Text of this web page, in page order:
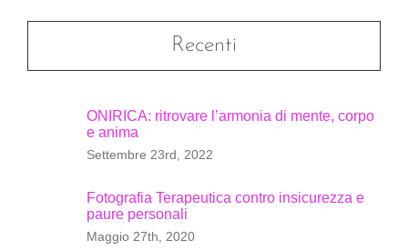
Recenti
ONIRICA: ritrovare l’armonia di mente, corpo
e anima
Settembre 23rd, 2022
Fotografia Terapeutica contro insicurezza e
paure personali
Maggio 27th, 2020